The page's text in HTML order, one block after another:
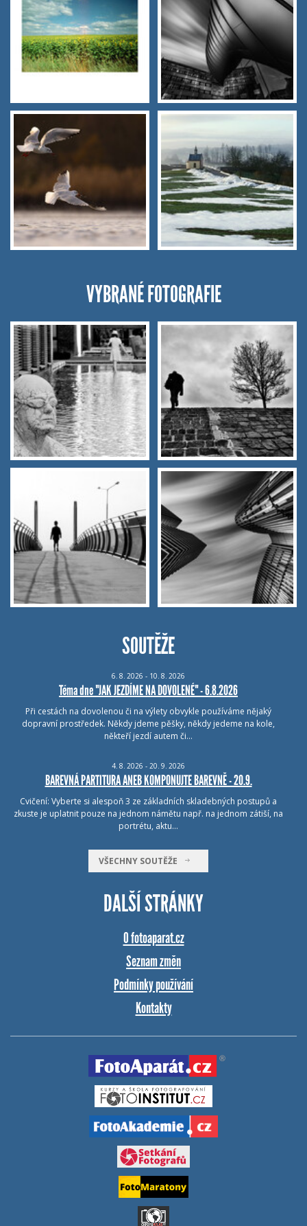
VYBRANÉ FOTOGRAFIE
SOUTĚŽE
6. 8. 2026 - 10. 8. 2026
Téma dne "JAK JEZDÍME NA DOVOLENÉ" - 6.8.2026
Při cestách na dovolenou či na výlety obvykle používáme nějaký
dopravní prostředek. Někdy jdeme pěšky, někdy jedeme na kole,
někteří jezdí autem či…
4. 8. 2026 - 20. 9. 2026
BAREVNÁ PARTITURA ANEB KOMPONUJTE BAREVNĚ - 20.9.
Cvičení: Vyberte si alespoň 3 ze základních skladebných postupů a
zkuste je uplatnit pouze na jednom námětu např. na jednom zátiší, na
portrétu, aktu…
VŠECHNY SOUTĚŽE
DALŠÍ STRÁNKY
O fotoaparat.cz
Seznam změn
Podmínky používání
Kontakty